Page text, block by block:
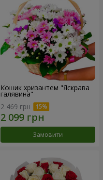
Кошик хризантем "Яскрава
галявина"
2 469 грн
Замовити